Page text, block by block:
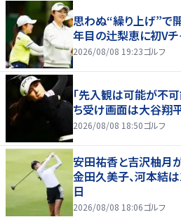
思わぬ“繰り上げ”で
年目の辻梨恵に初Vチ
2026/08/08 19:23ゴルフ
「先入観は可能が不
ち受け画面は大谷翔
2026/08/08 18:50ゴルフ
安田祐香と吉沢柚月
金田久美子、河本結
日
2026/08/08 18:06ゴルフ